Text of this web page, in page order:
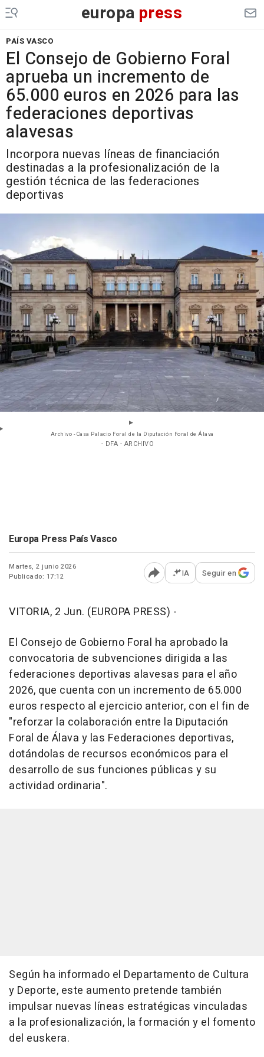
europa press
PAÍS VASCO
El Consejo de Gobierno Foral
aprueba un incremento de
65.000 euros en 2026 para las
federaciones deportivas
alavesas
Incorpora nuevas líneas de financiación
destinadas a la profesionalización de la
gestión técnica de las federaciones
deportivas
Archivo - Casa Palacio Foral de la Diputación Foral de Álava
- DFA - ARCHIVO
Europa Press País Vasco
Martes, 2 junio 2026
Publicado: 17:12
Abrir opciones para
IA Seguir en
VITORIA, 2 Jun. (EUROPA PRESS) -
El Consejo de Gobierno Foral ha aprobado la
convocatoria de subvenciones dirigida a las
federaciones deportivas alavesas para el año
2026, que cuenta con un incremento de 65.000
euros respecto al ejercicio anterior, con el fin de
"reforzar la colaboración entre la Diputación
Foral de Álava y las Federaciones deportivas,
dotándolas de recursos económicos para el
desarrollo de sus funciones públicas y su
actividad ordinaria".
Según ha informado el Departamento de Cultura
y Deporte, este aumento pretende también
impulsar nuevas líneas estratégicas vinculadas
a la profesionalización, la formación y el fomento
del euskera.